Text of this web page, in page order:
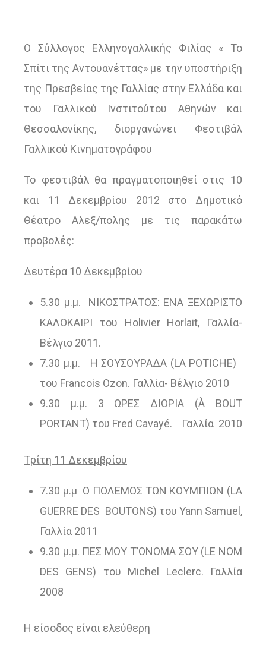
Ο Σύλλογος Ελληνογαλλικής Φιλίας « Το
Σπίτι της Αντουανέττας» με την υποστήριξη
της Πρεσβείας της Γαλλίας στην Ελλάδα και
του Γαλλικού Ινστιτούτου Αθηνών και
Θεσσαλονίκης, διοργανώνει Φεστιβάλ
Γαλλικού Κινηματογράφου
Το φεστιβάλ θα πραγματοποιηθεί στις 10
και 11 Δεκεμβρίου 2012 στο Δημοτικό
Θέατρο Αλεξ/πολης με τις παρακάτω
προβολές:
Δευτέρα 10 Δεκεμβρίου
5.30 μ.μ. ΝΙΚΟΣΤΡΑΤΟΣ: ΕΝΑ ΞΕΧΩΡΙΣΤΟ
ΚΑΛΟΚΑΙΡΙ του Holivier Horlait, Γαλλία-
Bέλγιο 2011.
7.30 μ.μ. Η ΣΟΥΣΟΥΡΑΔΑ (LA POTICHE)
του Francois Ozon. Γαλλία- Βέλγιο 2010
9.30 μ.μ. 3 ΩΡΕΣ ΔΙΟΡΙΑ (À BOUT
PORTANT) του Fred Cavayé. Γαλλία 2010
Tρίτη 11 Δεκεμβρίου
7.30 μ.μ Ο ΠΟΛΕΜΟΣ ΤΩΝ ΚΟΥΜΠΙΩΝ (LA
GUERRE DES BOUTONS) του Yann Samuel,
Γαλλία 2011
9.30 μ.μ. ΠΕΣ ΜΟΥ Τ’ΟΝΟΜΑ ΣΟΥ (LE NOM
DES GENS) του Michel Leclerc. Γαλλία
2008
Η είσοδος είναι ελεύθερη